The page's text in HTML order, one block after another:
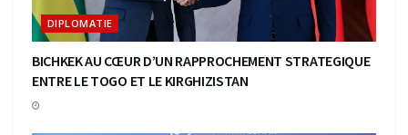
DIPLOMATIE
BICHKEK AU CŒUR D’UN RAPPROCHEMENT STRATEGIQUE
ENTRE LE TOGO ET LE KIRGHIZISTAN